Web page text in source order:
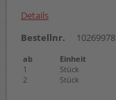
Details
Bestellnr.
10269978
ab Einheit
1
Stück
2
Stück